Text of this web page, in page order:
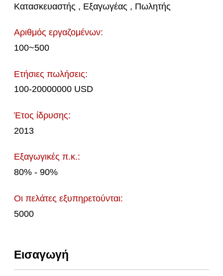
Κατασκευαστής , Εξαγωγέας , Πωλητής
Αριθμός εργαζομένων:
100~500
Ετήσιες πωλήσεις:
100-20000000 USD
Έτος ίδρυσης:
2013
Εξαγωγικές π.κ.:
80% - 90%
Οι πελάτες εξυπηρετούνται:
5000
Εισαγωγή